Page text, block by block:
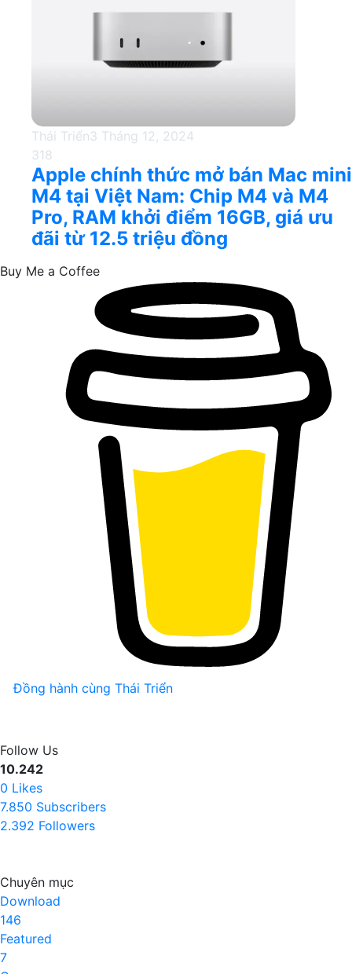
Thái Triển3 Tháng 12, 2024
318
Apple chính thức mở bán Mac mini
M4 tại Việt Nam: Chip M4 và M4
Pro, RAM khởi điểm 16GB, giá ưu
đãi từ 12.5 triệu đồng
Buy Me a Coffee
Đồng hành cùng Thái Triển
Follow Us
10.242
0 Likes
7.850 Subscribers
2.392 Followers
Chuyên mục
Download
146
Featured
7